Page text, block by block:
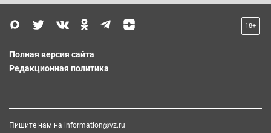
18+
Полная версия сайта
Редакционная политика
Пишите нам на information@vz.ru